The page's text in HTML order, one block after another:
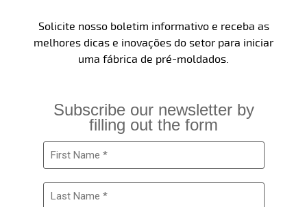
Solicite nosso boletim informativo e receba as
melhores dicas e inovações do setor para iniciar
uma fábrica de pré-moldados.